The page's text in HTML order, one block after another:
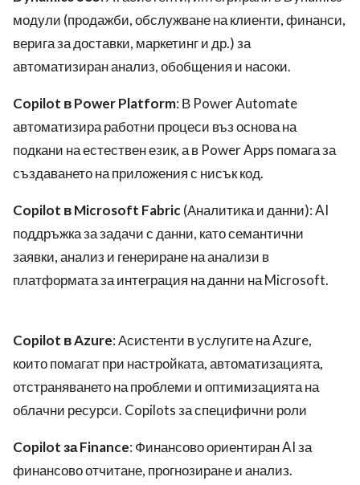
модули (продажби, обслужване на клиенти, финанси,
верига за доставки, маркетинг и др.) за
автоматизиран анализ, обобщения и насоки.
Copilot в Power Platform: В Power Automate
автоматизира работни процеси въз основа на
подкани на естествен език, а в Power Apps помага за
създаването на приложения с нисък код.
Copilot в Microsoft Fabric(Аналитика и данни): AI
поддръжка за задачи с данни, като семантични
заявки, анализ и генериране на анализи в
платформата за интеграция на данни на Microsoft.
Copilot в Azure: Асистенти в услугите на Azure,
които помагат при настройката, автоматизацията,
отстраняването на проблеми и оптимизацията на
облачни ресурси. Copilots за специфични роли
Copilot за Finance: Финансово ориентиран AI за
финансово отчитане, прогнозиране и анализ.